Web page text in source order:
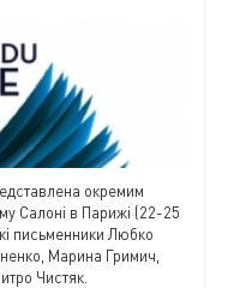
окремим
Салоні в Парижі (22-25
письменники Любко
Марина Гримич,
Чистяк.